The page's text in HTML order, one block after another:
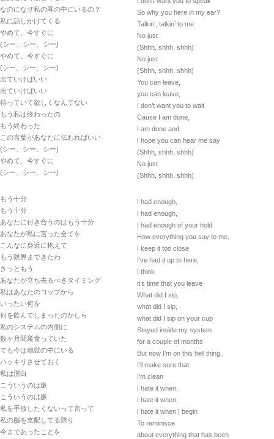
なのになぜ私の耳の中にいるの？
私に話しかけてくる
やめて、今すぐに
(シー、シー、シー)
やめて、今すぐに
(シー、シー、シー)
出ていけばいい
出ていけばいい
待っていて欲しくなんてない
もう私は終わったの
もう終わった
この言葉があなたに伝わればいい
(シー、シー、シー)
やめて、今すぐに
(シー、シー、シー)
もう十分
もう十分
あなたに付き合うのはもう十分
あなたが私に言った全てを
こんなに身近に抱えて
もう限界まできたわ
きっともう
あなたが立ち去るべきタイミング
私はあなたのコップから
いったい何を
何を飲んでしまったのかしら
私のシステムの内側に
数ヶ月間巣食っていた
でも今は地獄の中にいる
ハッキリさせておく
私は潔白
こういうのは嫌
こういうのは嫌
私を手放したくないって言って
私の脳を支配してる限り
今まであったことを
So why you here in my ear?
Talkin’, talkin’ to me
No just
(Shhh, shhh, shhh)
No just
(Shhh, shhh, shhh)
You can leave,
you can leave,
I don’t want you to wait
Cause I am done,
I am done and
I hope you can hear me say
(Shhh, shhh, shhh)
No just
(Shhh, shhh, shhh)
I had enough,
I had enough,
I had enough of your hold
How everything you say to me,
I keep it too close
I’ve had it up to here,
I think
it’s time that you leave
What did I sip,
what did I sip,
what did I sip on your cup
Stayed inside my system
for a couple of months
But now I’m on this hell thing,
I’ll make sure that
I’m clean
I hate it when,
I hate it when,
I hate it when I begin
To reminisce
about everything that has been